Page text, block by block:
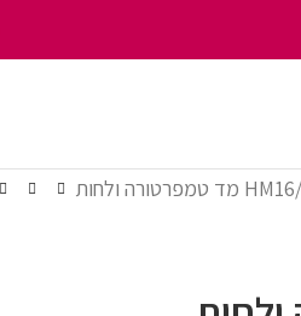
HM16 מד טמפרטורה ולחות